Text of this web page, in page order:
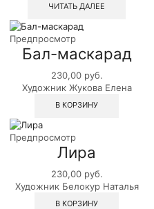
ЧИТАТЬ ДАЛЕЕ
Предпросмотр
Бал-маскарад
230,00 руб.
Художник Жукова Елена
В КОРЗИНУ
Предпросмотр
Лира
230,00 руб.
Художник Белокур Наталья
В КОРЗИНУ